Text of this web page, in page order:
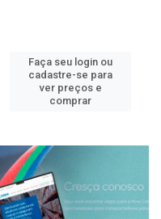
Faça seu login ou
cadastre-se para
ver preços e
comprar